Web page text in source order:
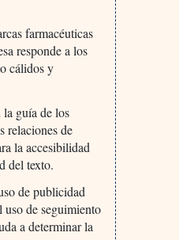
farmacéuticas
responde a los
cálidos y
la guía de los
relaciones de
la accesibilidad
del texto.
de publicidad
de seguimiento
a determinar la